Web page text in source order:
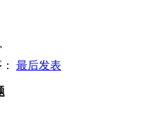
最后发表